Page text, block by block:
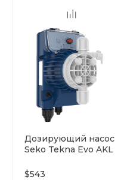
Дозирующий насос
Seko Tekna Evo AKL
$543